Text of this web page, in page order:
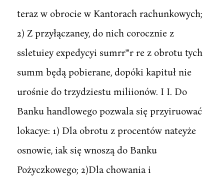
teraz w obrocie w Kantorach rachunkowych;
2) Z przyłączaney, do nich corocznie z
ssletuiey expedycyi sumrr"'r re z obrotu tych
summ będą pobierane, dopóki kapituł nie
urośnie do trzydziestu miliionów. I I. Do
Banku handlowego pozwala się przyiruować
lokacye: 1) Dla obrotu z procentów nateyże
osnowie, iak się wnoszą do Banku
Pożyczkowego; 2)Dla chowania i